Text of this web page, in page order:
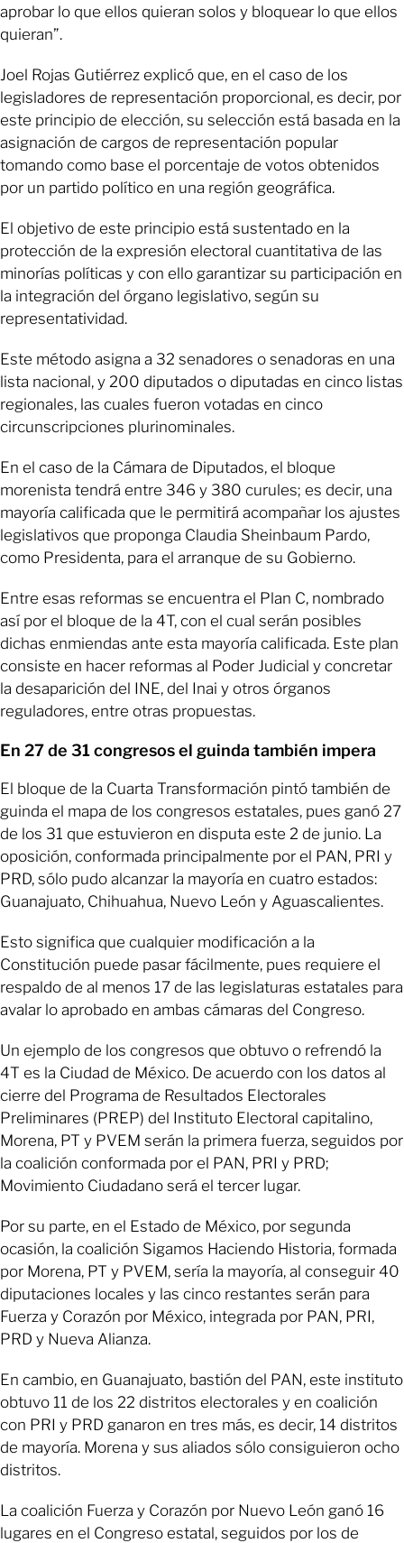
aprobar lo que ellos quieran solos y bloquear lo que ellos
quieran”.
Joel Rojas Gutiérrez explicó que, en el caso de los
legisladores de representación proporcional, es decir, por
este principio de elección, su selección está basada en la
asignación de cargos de representación popular
tomando como base el porcentaje de votos obtenidos
por un partido político en una región geográfica.
El objetivo de este principio está sustentado en la
protección de la expresión electoral cuantitativa de las
minorías políticas y con ello garantizar su participación en
la integración del órgano legislativo, según su
representatividad.
Este método asigna a 32 senadores o senadoras en una
lista nacional, y 200 diputados o diputadas en cinco listas
regionales, las cuales fueron votadas en cinco
circunscripciones plurinominales.
En el caso de la Cámara de Diputados, el bloque
morenista tendrá entre 346 y 380 curules; es decir, una
mayoría calificada que le permitirá acompañar los ajustes
legislativos que proponga Claudia Sheinbaum Pardo,
como Presidenta, para el arranque de su Gobierno.
Entre esas reformas se encuentra el Plan C, nombrado
así por el bloque de la 4T, con el cual serán posibles
dichas enmiendas ante esta mayoría calificada. Este plan
consiste en hacer reformas al Poder Judicial y concretar
la desaparición del INE, del Inai y otros órganos
reguladores, entre otras propuestas.
En 27 de 31 congresos el guinda también impera
El bloque de la Cuarta Transformación pintó también de
guinda el mapa de los congresos estatales, pues ganó 27
de los 31 que estuvieron en disputa este 2 de junio. La
oposición, conformada principalmente por el PAN, PRI y
PRD, sólo pudo alcanzar la mayoría en cuatro estados:
Guanajuato, Chihuahua, Nuevo León y Aguascalientes.
Esto significa que cualquier modificación a la
Constitución puede pasar fácilmente, pues requiere el
respaldo de al menos 17 de las legislaturas estatales para
avalar lo aprobado en ambas cámaras del Congreso.
Un ejemplo de los congresos que obtuvo o refrendó la
4T es la Ciudad de México. De acuerdo con los datos al
cierre del Programa de Resultados Electorales
Preliminares (PREP) del Instituto Electoral capitalino,
Morena, PT y PVEM serán la primera fuerza, seguidos por
la coalición conformada por el PAN, PRI y PRD;
Movimiento Ciudadano será el tercer lugar.
Por su parte, en el Estado de México, por segunda
ocasión, la coalición Sigamos Haciendo Historia, formada
por Morena, PT y PVEM, sería la mayoría, al conseguir 40
diputaciones locales y las cinco restantes serán para
Fuerza y Corazón por México, integrada por PAN, PRI,
PRD y Nueva Alianza.
En cambio, en Guanajuato, bastión del PAN, este instituto
obtuvo 11 de los 22 distritos electorales y en coalición
con PRI y PRD ganaron en tres más, es decir, 14 distritos
de mayoría. Morena y sus aliados sólo consiguieron ocho
distritos.
La coalición Fuerza y Corazón por Nuevo León ganó 16
lugares en el Congreso estatal, seguidos por los de